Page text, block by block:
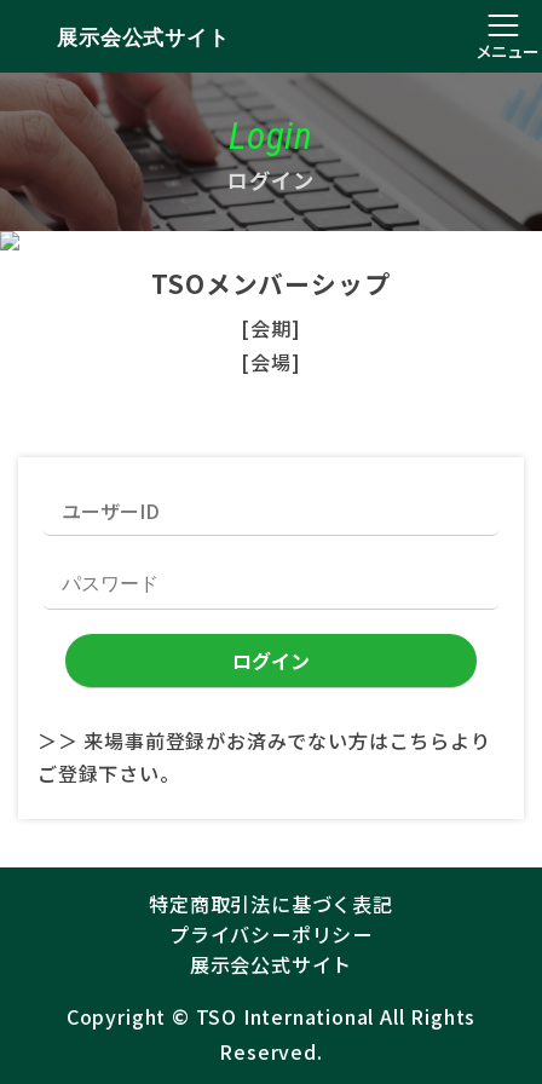
展示会公式サイト
メニュー
Login
ログイン
TSOメンバーシップ
[会期]
[会場]
＞＞ 来場事前登録がお済みでない方はこちらより
ご登録下さい。
特定商取引法に基づく表記
プライバシーポリシー
展示会公式サイト
Copyright ©︎ TSO International All Rights
Reserved.